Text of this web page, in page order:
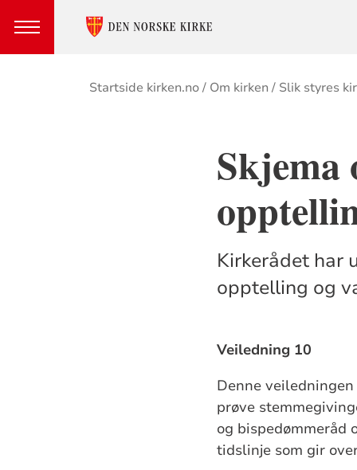
Brødsmulesti
Startside kirken.no Om kirken Slik styres
Skjema
Kirkerådet har
opptelling og
Veiledning 10
Denne
prøve
og bispedømmeråd
tidslinje som gir